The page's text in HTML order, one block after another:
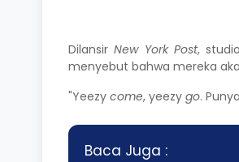
DilansirNew York Post,
menyebut bahwa mereka
"Yeezy come, yeezy go.
Baca Juga :